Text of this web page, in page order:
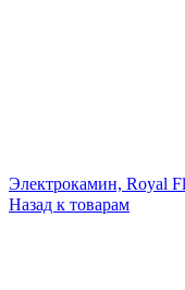
Электрокамин, Royal
Назад к товарам